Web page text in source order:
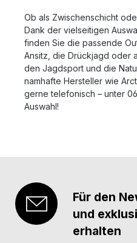
Ob als Zwischenschicht
Dank der vielseitigen
finden Sie die passende
Ansitz, die Drückjagd oder
den Jagdsport und die
namhafte Hersteller wie
gerne telefonisch – unter
Auswahl!
Für den
und
erhalten